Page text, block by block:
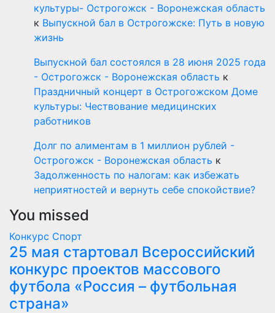
культуры- Острогожск - Воронежская область
к Выпускной бал в Острогожске: Путь в новую
жизнь
Выпускной бал состоялся в 28 июня 2025 года
- Острогожск - Воронежская область к
Праздничный концерт в Острогожском Доме
культуры: Чествование медицинских
работников
Долг по алиментам в 1 миллион рублей -
Острогожск - Воронежская область к
Задолженность по налогам: как избежать
неприятностей и вернуть себе спокойствие?
You missed
Конкурс Спорт
25 мая стартовал Всероссийский
конкурс проектов массового
футбола «Россия – футбольная
страна»